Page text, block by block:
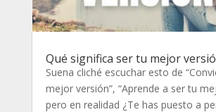
Qué significa ser tu mejor
Suena cliché escuchar esto de
mejor versión”, “Aprende a ser tu
pero en realidad ¿Te has puesto a